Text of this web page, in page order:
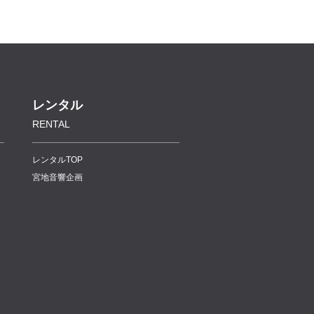
レンタル
RENTAL
レンタルTOP
宮地音響企画